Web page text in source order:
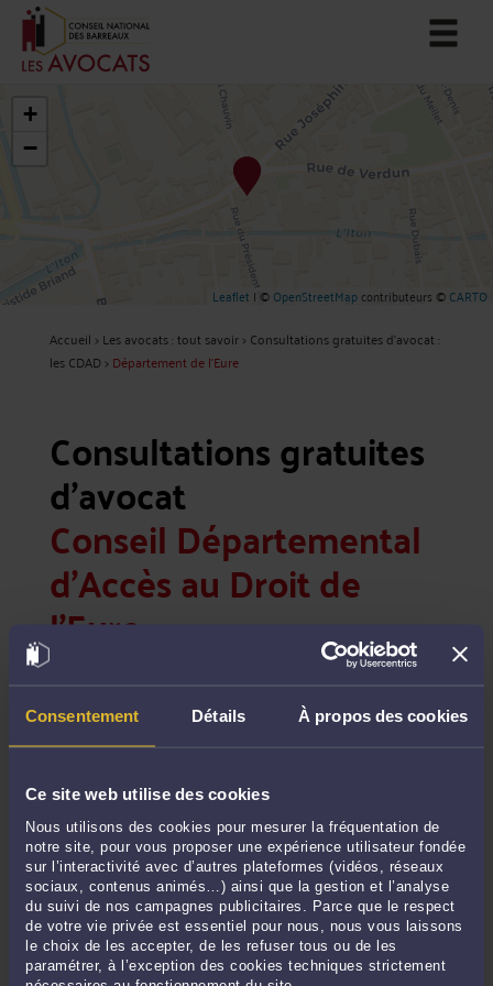
Consentement Détails À propos des cookies
Ce site web utilise des cookies
Nous utilisons des cookies pour mesurer la fréquentation de
notre site, pour vous proposer une expérience utilisateur fondée
sur l’interactivité avec d’autres plateformes (vidéos, réseaux
sociaux, contenus animés…) ainsi que la gestion et l’analyse
du suivi de nos campagnes publicitaires. Parce que le respect
de votre vie privée est essentiel pour nous, nous vous laissons
le choix de les accepter, de les refuser tous ou de les
paramétrer, à l’exception des cookies techniques strictement
+
−
Leaflet | ©OpenStreetMapcontributeurs ©CARTO
Accueil >Les avocats : tout savoir>Consultations gratuites d'avocat :
les CDAD >Département de l'Eure
Consultations gratuites
d'avocat
Conseil Départemental
d'Accès au Droit de
l'Eure
Tribunal de Grande Instance
27022 Evreux CEDEX
Téléphone fixe : 02 32 29 55 98
POINTS D’ACCÈS AU DROIT :
Pour connaître les lieux d'accès au droit près de
chez vous, vous pouvez vous rapprochez de votre
Conseil Départemental d'Accès au Droit dont les
coordonnées sont indiquées ci-dessus.